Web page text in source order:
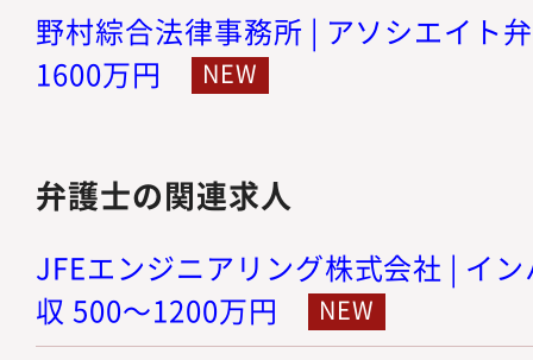
野村綜合法律事務所 | アソシエイト
1600万円
弁護士の関連求人
JFEエンジニアリング株式会社 | イ
収 500～1200万円